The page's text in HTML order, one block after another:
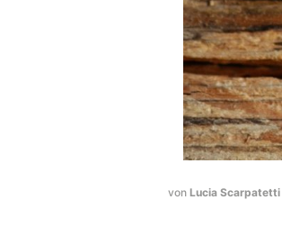
von Lucia Scarpatetti